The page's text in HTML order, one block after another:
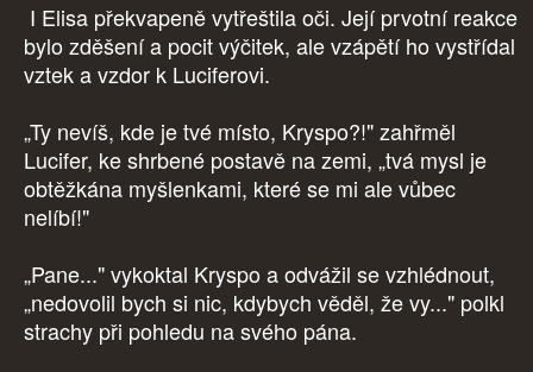
I Elisa překvapeně vytřeštila oči. Její prvotní reakce
bylo zděšení a pocit výčitek, ale vzápětí ho vystřídal
vztek a vzdor k Luciferovi.
„Ty nevíš, kde je tvé místo, Kryspo?!" zahřměl
Lucifer, ke shrbené postavě na zemi, „tvá mysl je
obtěžkána myšlenkami, které se mi ale vůbec
nelíbí!"
„Pane..." vykoktal Kryspo a odvážil se vzhlédnout,
„nedovolil bych si nic, kdybych věděl, že vy..." polkl
strachy při pohledu na svého pána.